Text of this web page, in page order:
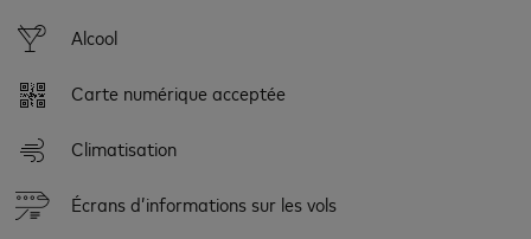
Alcool
Carte numérique acceptée
Climatisation
Écrans d’informations sur les vols